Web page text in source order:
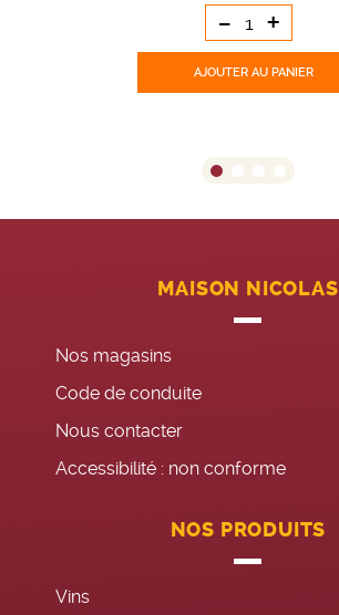
- +
AJOUTER AU PANIER
MAISON NICOLAS
Nos magasins
Code de conduite
Nous contacter
Accessibilité : non conforme
NOS PRODUITS
Vins